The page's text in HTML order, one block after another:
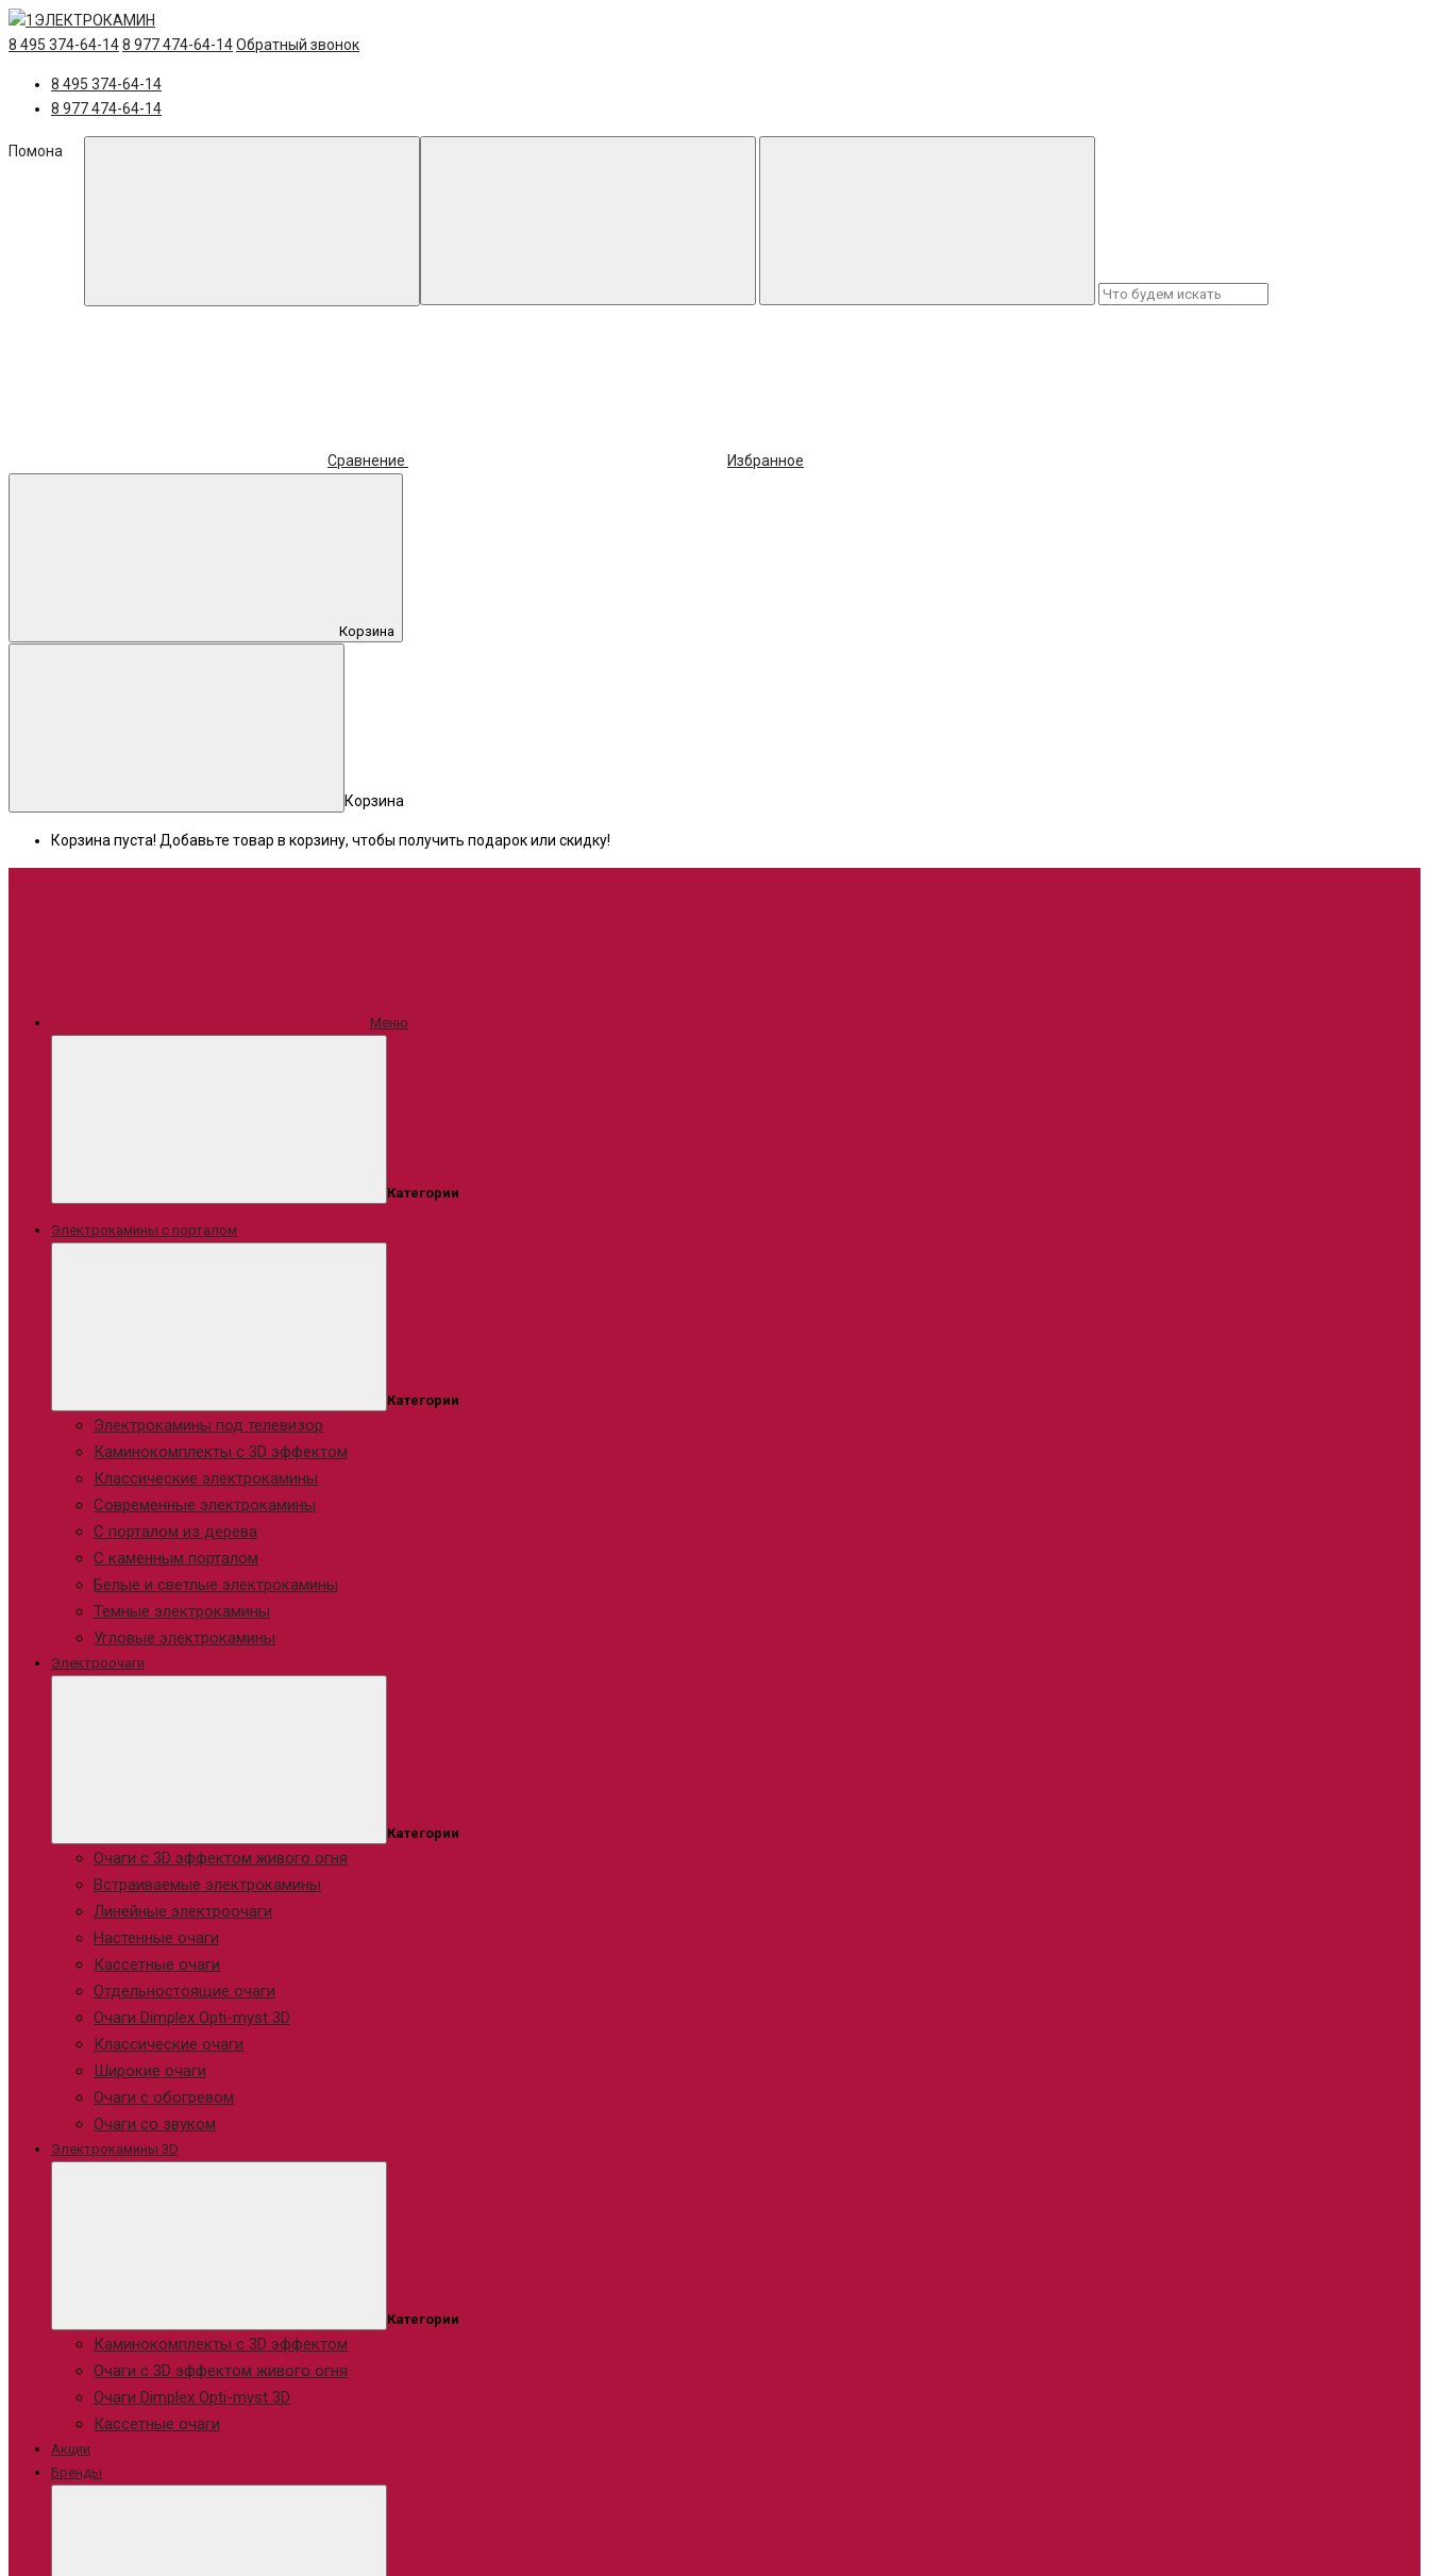
8 495 374-64-148 977 474-64-14Обратный звонок
8 495 374-64-14
8 977 474-64-14
Помона
Сравнение Избранное
Корзина
Корзина
Корзина пуста! Добавьте товар в корзину, чтобы получить подарок или скидку!
Меню
Категории
Электрокамины с порталом
Категории
Электрокамины под телевизор
Каминокомплекты с 3D эффектом
Классические электрокамины
Современные электрокамины
С порталом из дерева
С каменным порталом
Белые и светлые электрокамины
Темные электрокамины
Угловые электрокамины
Электроочаги
Категории
Очаги с 3D эффектом живого огня
Встраиваемые электрокамины
Линейные электроочаги
Настенные очаги
Кассетные очаги
Отдельностоящие очаги
Очаги Dimplex Opti-myst 3D
Классические очаги
Широкие очаги
Очаги с обогревом
Очаги со звуком
Электрокамины 3D
Категории
Каминокомплекты с 3D эффектом
Очаги с 3D эффектом живого огня
Очаги Dimplex Opti-myst 3D
Кассетные очаги
Акции
Бренды